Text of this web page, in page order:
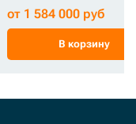
от 1 584 000 руб
В корзину